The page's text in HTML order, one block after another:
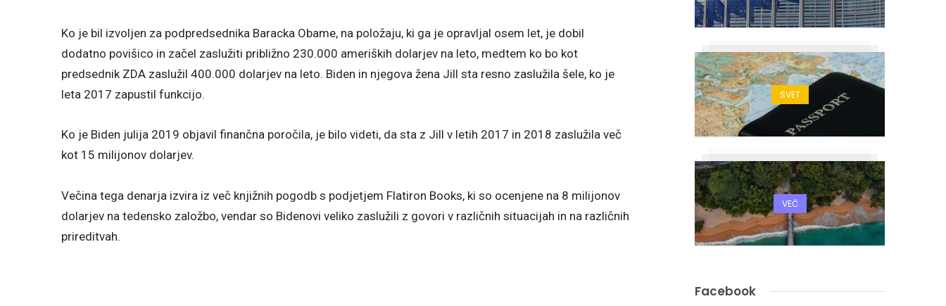
Ko je bil izvoljen za podpredsednika Baracka Obame, na položaju, ki ga je opravljal osem let, je dobil
dodatno povišico in začel zaslužiti približno 230.000 ameriških dolarjev na leto, medtem ko bo kot
predsednik ZDA zaslužil 400.000 dolarjev na leto. Biden in njegova žena Jill sta resno zaslužila šele, ko je
leta 2017 zapustil funkcijo.
Ko je Biden julija 2019 objavil finančna poročila, je bilo videti, da sta z Jill v letih 2017 in 2018 zaslužila več
kot 15 milijonov dolarjev.
Večina tega denarja izvira iz več knjižnih pogodb s podjetjem Flatiron Books, ki so ocenjene na 8 milijonov
dolarjev na tedensko založbo, vendar so Bidenovi veliko zaslužili z govori v različnih situacijah in na različnih
prireditvah.
SVET
VEČ
Facebook